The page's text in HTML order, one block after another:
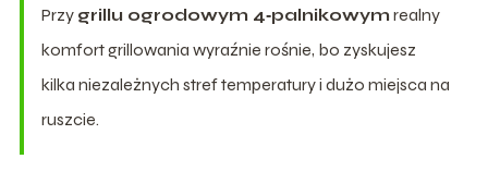
Przy grillu ogrodowym 4‑palnikowym realny
komfort grillowania wyraźnie rośnie, bo zyskujesz
kilka niezależnych stref temperatury i dużo miejsca na
ruszcie.